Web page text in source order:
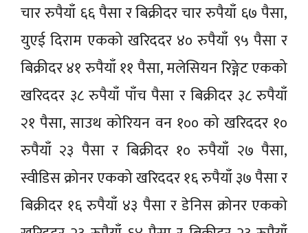
चार रुपैयाँ ६६ पैसा र बिक्रीदर चार रुपैयाँ ६७ पैसा,
युएई दिराम एकको खरिददर ४० रुपैयाँ ९५ पैसा र
बिक्रीदर ४१ रुपैयाँ ११ पैसा, मलेसियन रिङ्गेट एकको
खरिददर ३८ रुपैयाँ पाँच पैसा र बिक्रीदर ३८ रुपैयाँ
२१ पैसा, साउथ कोरियन वन १०० को खरिददर १०
रुपैयाँ २३ पैसा र बिक्रीदर १० रुपैयाँ २७ पैसा,
स्वीडिस क्रोनर एकको खरिददर १६ रुपैयाँ ३७ पैसा र
बिक्रीदर १६ रुपैयाँ ४३ पैसा र डेनिस क्रोनर एकको